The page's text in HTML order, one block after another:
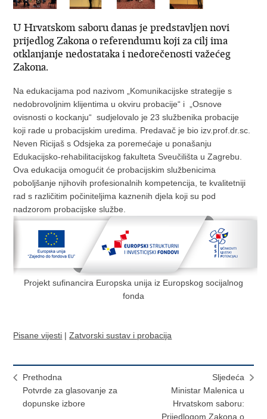
U Hrvatskom saboru danas je predstavljen novi
prijedlog Zakona o referendumu koji za cilj ima
otklanjanje nedostataka i nedorečenosti važećeg
Zakona.
Na edukacijama pod nazivom „Komunikacijske strategije s
nedobrovoljnim klijentima u okviru probacije“ i „Osnove
ovisnosti o kockanju“ sudjelovalo je 23 službenika probacije
koji rade u probacijskim uredima. Predavač je bio izv.prof.dr.sc.
Neven Ricijaš s Odsjeka za poremećaje u ponašanju
Edukacijsko-rehabilitacijskog fakulteta Sveučilišta u Zagrebu.
Ova edukacija omogućit će probacijskim službenicima
poboljšanje njihovih profesionalnih kompetencija, te kvalitetniji
rad s različitim počiniteljima kaznenih djela koji su pod
nadzorom probacijske službe.
Projekt sufinancira Europska unija iz Europskog socijalnog
fonda
Pisane vijesti |Zatvorski sustav i probacija
Prethodna
Potvrde za glasovanje za
dopunske izbore
Sljedeća
Ministar Malenica u
Hrvatskom saboru:
Prijedlogom Zakona o